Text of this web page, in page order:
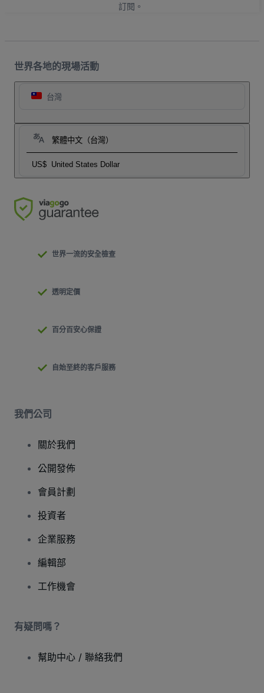
訂閱。
世界各地的現場活動
台灣
繁體中文（台灣）
US$ United States Dollar
世界一流的安全檢查
透明定價
百分百安心保證
自始至終的客戶服務
我們公司
關於我們
公開發佈
會員計劃
投資者
企業服務
編輯部
工作機會
有疑問嗎？
幫助中心 / 聯絡我們